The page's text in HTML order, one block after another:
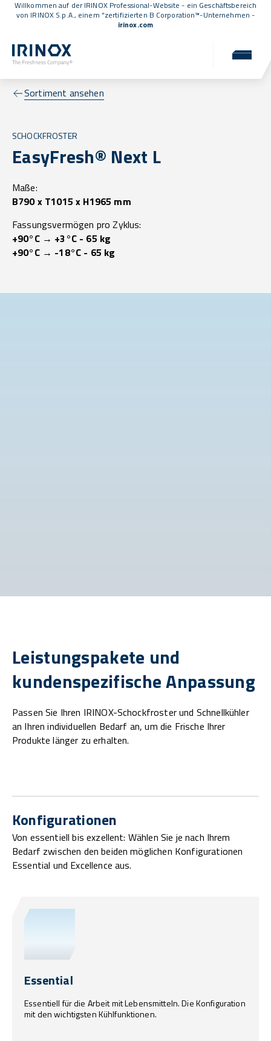
Willkommen auf der IRINOX Professional-Website - ein Geschäftsbereich
von IRINOX S.p.A., einem "zertifizierten B Corporation™-Unternehmen -
irinox.com
Sortiment ansehen
SCHOCKFROSTER
EasyFresh® Next L
Maße:
B790 x T1015 x H1965 mm
Fassungsvermögen pro Zyklus:
+90°C → +3°C - 65 kg
+90°C → -18°C - 65 kg
Leistungspakete und
kundenspezifische Anpassung
Passen Sie Ihren IRINOX-Schockfroster und Schnellkühler
an Ihren individuellen Bedarf an, um die Frische Ihrer
Produkte länger zu erhalten.
Konfigurationen
Von essentiell bis exzellent: Wählen Sie je nach Ihrem
Bedarf zwischen den beiden möglichen Konfigurationen
Essential und Excellence aus.
Essential
Essentiell für die Arbeit mit Lebensmitteln. Die Konfiguration
mit den wichtigsten Kühlfunktionen.